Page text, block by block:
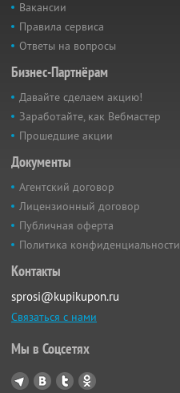
Вакансии
Правила сервиса
Ответы на вопросы
Бизнес-Партнёрам
Давайте сделаем акцию!
Заработайте, как Вебмастер
Прошедшие акции
Документы
Агентский договор
Лицензионный договор
Публичная оферта
Политика конфиденциальности
Контакты
sprosi@kupikupon.ru
Связаться с нами
Мы в Соцсетях